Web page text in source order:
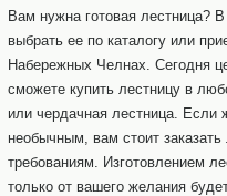
Вам нужна готовая лестница?
выбрать ее по каталогу или
Набережных Челнах. Сегодня
сможете купить лестницу в
или чердачная лестница.
необычным, вам стоит
требованиям. Изготовлением
только от вашего желания